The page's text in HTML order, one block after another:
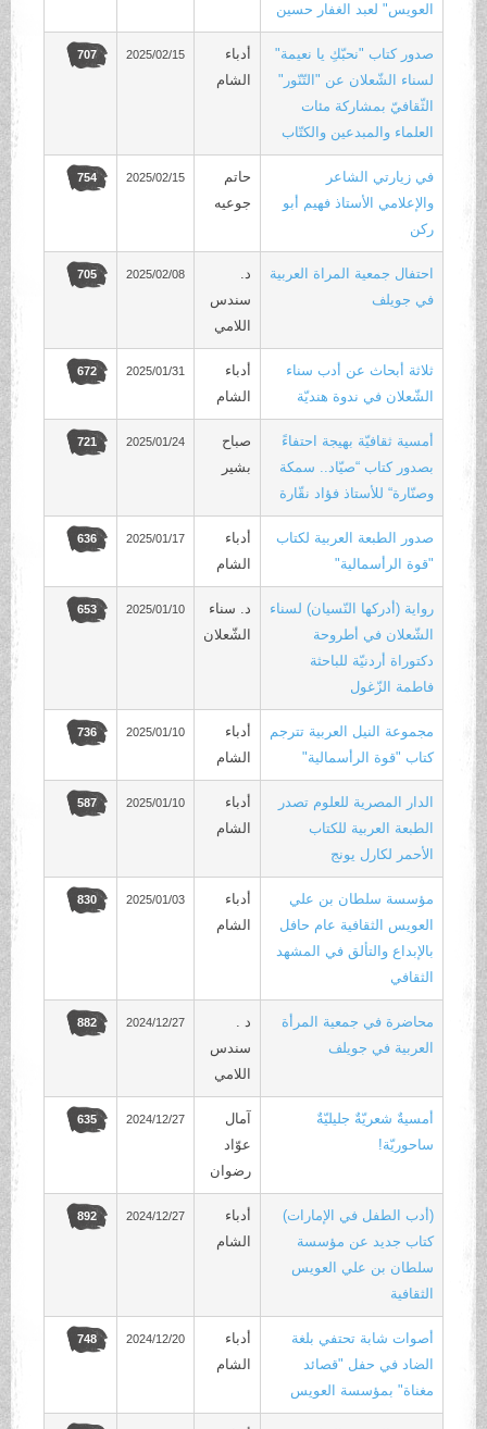
العويس" لعبد الغفار حسين
صدور كتاب "نحبّكِ يا نعيمة"
لسناء الشّعلان عن "التّنّور"
الثّقافيّ بمشاركة مئات
العلماء والمبدعين والكتّاب
أدباء
الشام
2025/02/15
707
في زيارتي الشاعر
والإعلامي الأستاذ فهيم أبو
ركن
حاتم
جوعيه
2025/02/15
754
احتفال جمعية المراة العربية
في جويلف
د.
سندس
اللامي
2025/02/08
705
ثلاثة أبحاث عن أدب سناء
الشّعلان في ندوة هنديّة
أدباء
الشام
2025/01/31
672
أمسية ثقافيّة بهيجة احتفاءً
بصدور كتاب “صيّاد.. سمكة
وصنّارة“ للأستاذ فؤاد نقّارة
صباح
بشير
2025/01/24
721
صدور الطبعة العربية لكتاب
"قوة الرأسمالية"
أدباء
الشام
2025/01/17
636
رواية (أدركها النّسيان) لسناء
الشّعلان في أطروحة
دكتوراة أردنيّة للباحثة
فاطمة الزّغول
د. سناء
الشّعلان
2025/01/10
653
مجموعة النيل العربية تترجم
كتاب "قوة الرأسمالية"
أدباء
الشام
2025/01/10
736
الدار المصرية للعلوم تصدر
الطبعة العربية للكتاب
الأحمر لكارل يونج
أدباء
الشام
2025/01/10
587
مؤسسة سلطان بن علي
العويس الثقافية عام حافل
بالإبداع والتألق في المشهد
الثقافي
أدباء
الشام
2025/01/03
830
محاضرة في جمعية المرأة
العربية في جويلف
سندس
اللامي
2024/12/27
882
أمسيةٌ شعريّةٌ جليليّةٌ
ساحوريّة!
آمال
عوّاد
رضوان
2024/12/27
635
(أدب الطفل في الإمارات)
كتاب جديد عن مؤسسة
سلطان بن علي العويس
الثقافية
أدباء
الشام
2024/12/27
892
أصوات شابة تحتفي بلغة
الضاد في حفل "قصائد
مغناة" بمؤسسة العويس
أدباء
الشام
2024/12/20
748